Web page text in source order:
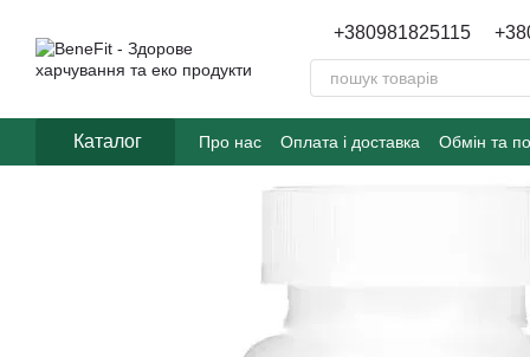
+380981825115
Каталог Про нас Оплата і доставка Обмін та